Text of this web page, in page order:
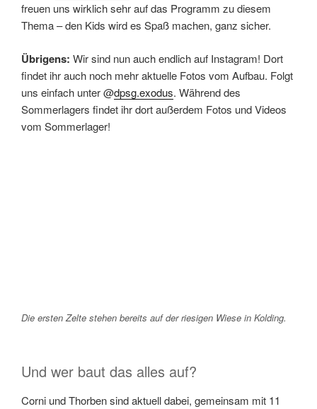
freuen uns wirklich sehr auf das Programm zu diesem
Thema – den Kids wird es Spaß machen, ganz sicher.
Übrigens: Wir sind nun auch endlich auf Instagram! Dort
findet ihr auch noch mehr aktuelle Fotos vom Aufbau. Folgt
uns einfach unter @dpsg.exodus. Während des
Sommerlagers findet ihr dort außerdem Fotos und Videos
vom Sommerlager!
Die ersten Zelte stehen bereits auf der riesigen Wiese in Kolding.
Und wer baut das alles auf?
Corni und Thorben sind aktuell dabei, gemeinsam mit 11